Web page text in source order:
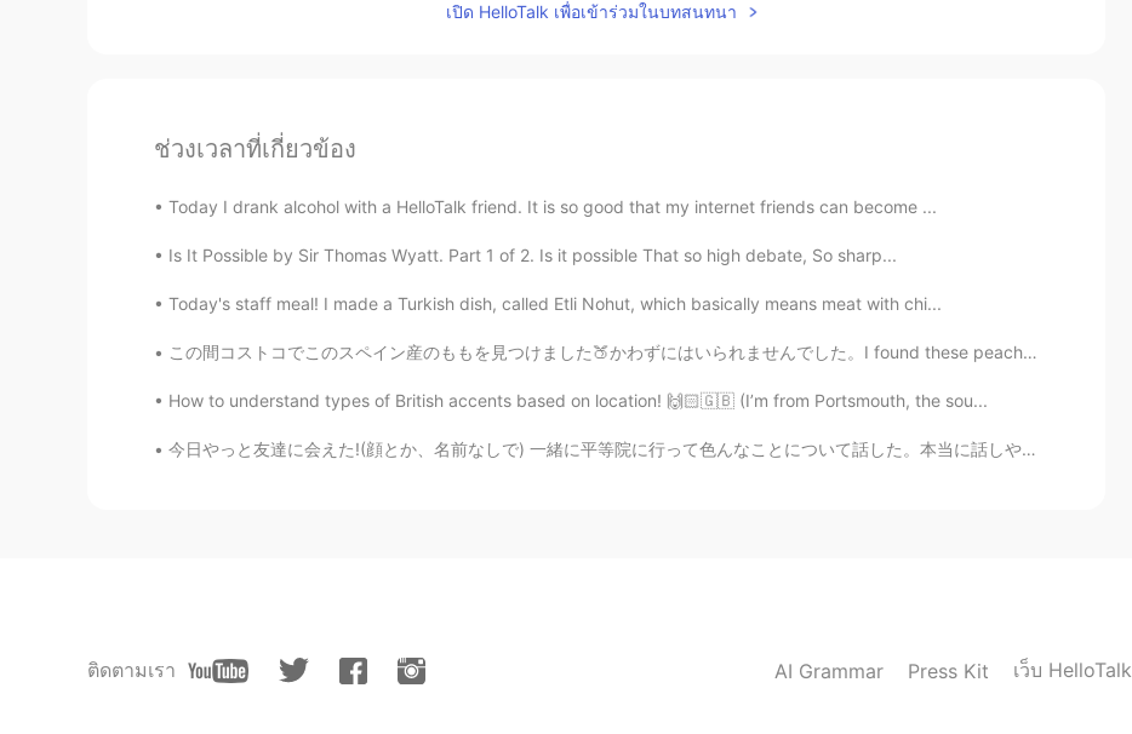
เปิด HelloTalk เพื่อเข้าร่วมในบทสนทนา
ช่วงเวลาที่เกี่ยวข้อง
Today I drank alcohol with a HelloTalk friend. It is so good that my internet friends can become ...
Is It Possible by Sir Thomas Wyatt. Part 1 of 2. Is it possible That so high debate, So sharp...
Today's staff meal! I made a Turkish dish, called Etli Nohut, which basically means meat with chi...
この間コストコでこのスペイン産のももを見つけました🍑かわずにはいられませんでした。I found these peaches from Spain being sold at Costco. I...
How to understand types of British accents based on location! 🙌🏻🇬🇧 (I’m from Portsmouth, the sou...
今日やっと友達に会えた!(顔とか、名前なしで) 一緒に平等院に行って色んなことについて話した。本当に話しやすかったから嬉しい。気がついたけど私の日本語を練習しないといけない。色んな言いたいことを...
ติดตามเรา AI Grammar Press Kit เว็บ HelloTalk